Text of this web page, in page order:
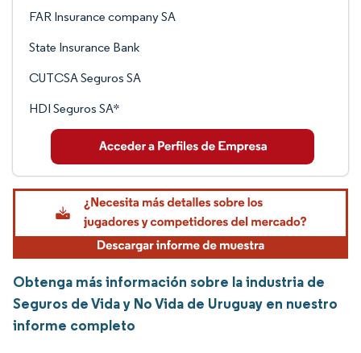
FAR Insurance company SA
State Insurance Bank
CUTCSA Seguros SA
HDI Seguros SA*
Obtenga más información sobre la industria de
Seguros de Vida y No Vida de Uruguay en nuestro
informe completo